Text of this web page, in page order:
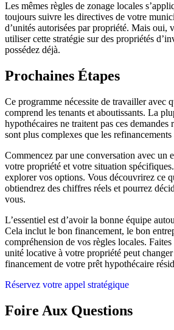
Les mêmes règles de zonage locales
toujours suivre les directives de votre
d’unités autorisées par propriété. Mais oui,
utiliser cette stratégie sur des propriétés
possédez déjà.
Prochaines Étapes
Ce programme nécessite de travailler avec
comprend les tenants et aboutissants. La
hypothécaires ne traitent pas ces demandes
sont plus complexes que les refinancements
Commencez par une conversation avec un
votre propriété et votre situation
explorer vos options. Vous découvrirez ce
obtiendrez des chiffres réels et pourrez
vous.
L’essentiel est d’avoir la bonne équipe
Cela inclut le bon financement, le bon
compréhension de vos règles locales. Faites
unité locative à votre propriété peut
financement de votre prêt hypothécaire
Réservez votre appel stratégique
Foire Aux Questions